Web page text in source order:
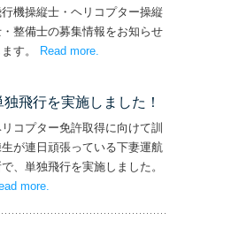
機操縦士・ヘリコプター操縦
整備士の募集情報をお知らせ
ます。
Read more
独飛行を実施しました！
コプター免許取得に向けて訓
が連日頑張っている下妻運航
で、単独飛行を実施しました。
more– ‘単独飛行を実施しました！’
.